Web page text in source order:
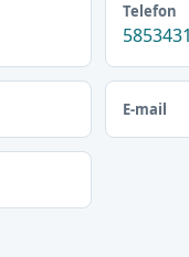
Telefon
E-mail